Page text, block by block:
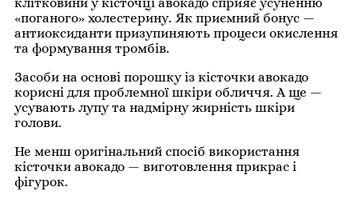
«поганого» холестерину. Як приємний бонус —
антиоксиданти призупиняють процеси окислення
та формування тромбів.
Засоби на основі порошку із кісточки авокадо
корисні для проблемної шкіри обличчя. А ще —
усувають лупу та надмірну жирність шкіри
голови.
Не менш оригінальний спосіб використання
кісточки авокадо — виготовлення прикрас і
фігурок.